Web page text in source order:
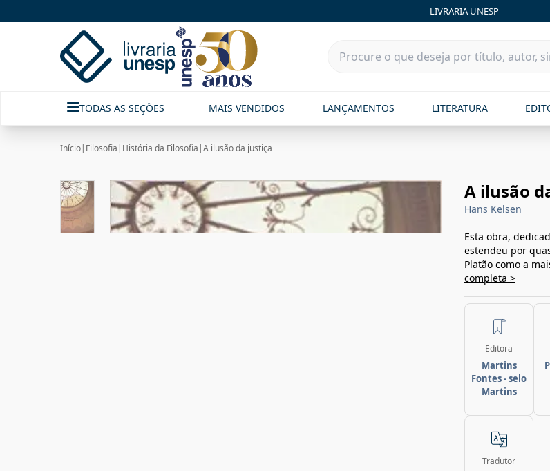
LIVRARIA UNESP
TODAS AS SEÇÕES MAIS VENDIDOS LANÇAMENTOS LITERATURA
Início| Filosofia | História da Filosofia |A ilusão da justiça
A ilusão
Hans Kelsen
Esta obra,
estendeu por
Platão como a
completa >
Editora
Martins
Fontes - selo
Martins
Tradutor